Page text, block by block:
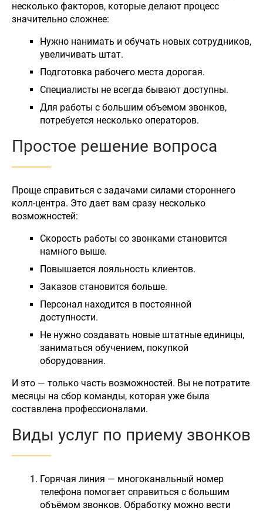
несколько факторов, которые делают процесс
значительно сложнее:
Нужно нанимать и обучать новых сотрудников,
увеличивать штат.
Подготовка рабочего места дорогая.
Специалисты не всегда бывают доступны.
Для работы с большим объемом звонков,
потребуется несколько операторов.
Простое решение вопроса
Проще справиться с задачами силами стороннего
колл-центра. Это дает вам сразу несколько
возможностей:
Скорость работы со звонками становится
намного выше.
Повышается лояльность клиентов.
Заказов становится больше.
Персонал находится в постоянной
доступности.
Не нужно создавать новые штатные единицы,
заниматься обучением, покупкой
оборудования.
И это — только часть возможностей. Вы не потратите
месяцы на сбор команды, которая уже была
составлена профессионалами.
Виды услуг по приему звонков
Горячая линия — многоканальный номер
телефона помогает справиться с большим
объёмом звонков. Обработку можно вести